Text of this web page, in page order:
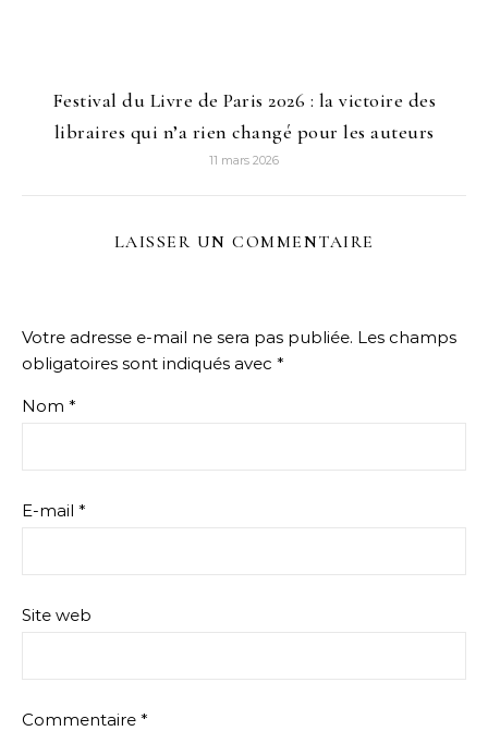
Festival du Livre de Paris 2026 : la victoire des
libraires qui n’a rien changé pour les auteurs
11 mars 2026
LAISSER UN COMMENTAIRE
Votre adresse e-mail ne sera pas publiée. Les champs
obligatoires sont indiqués avec *
Nom *
E-mail *
Site web
Commentaire *